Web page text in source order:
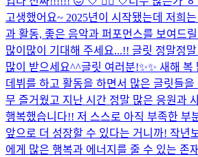
고생했어요~ 2025년이 시작됐는데 저희
과 활동, 좋은 음악과 퍼포먼스를 보여드
많이많이 기대해 주세요...!! 글릿 정말정
많이 받으세요^^글릿 여러분!✨✨ 새해 복
데뷔를 하고 활동을 하면서 많은 글릿들을
무 즐거웠고 지난 시간 정말 많은 응원과
행복했습니다!! 저 스스로 아직 부족한 부
앞으로 더 성장할 수 있다는 거니까! 작년
에게 많은 행복과 에너지를 줄 수 있는 존